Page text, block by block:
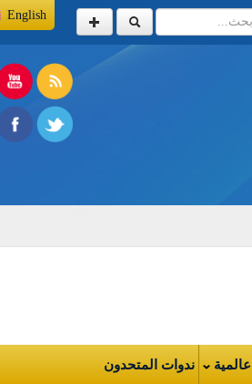
English
ندوات المتحدون